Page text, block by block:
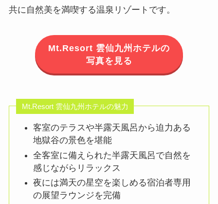
共に自然美を満喫する温泉リゾートです。
Mt.Resort 雲仙九州ホテルの
写真を見る
Mt.Resort 雲仙九州ホテルの魅力
客室のテラスや半露天風呂から迫力ある
地獄谷の景色を堪能
全客室に備えられた半露天風呂で自然を
感じながらリラックス
夜には満天の星空を楽しめる宿泊者専用
の展望ラウンジを完備